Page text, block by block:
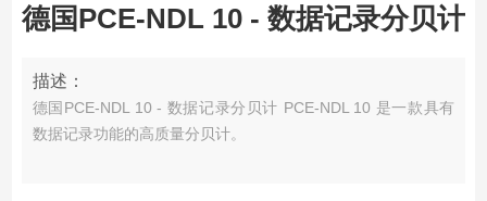
德国PCE-NDL 10 - 数据记录分贝计
描述：
德国PCE-NDL 10 - 数据记录分贝计 PCE-NDL 10 是一款具有
数据记录功能的高质量分贝计。